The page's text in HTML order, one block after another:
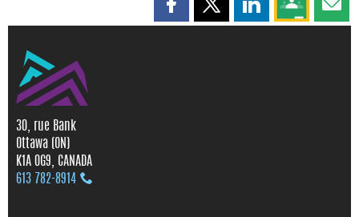
Partager cette page sur
Partager cette page sur X
Partager cette
Partagez
30, rue Bank
Ottawa (ON)
K1A 0G9, CANADA
613 782‑8914